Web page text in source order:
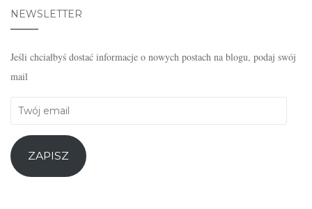
NEWSLETTER
Jeśli chciałbyś dostać informacje o nowych postach na blogu, podaj swój
mail
Twój
ZAPISZ